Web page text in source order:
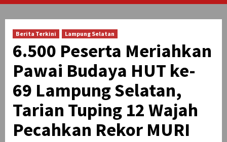
Berita Terkini Lampung Selatan
6.500 Peserta Meriahkan
Pawai Budaya HUT ke-
69 Lampung Selatan,
Tarian Tuping 12 Wajah
Pecahkan Rekor MURI